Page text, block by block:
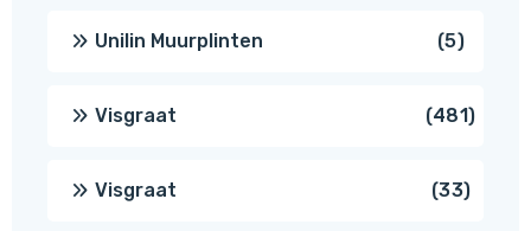
Unilin Muurplinten 55
Visgraat 481481
Visgraat 3333